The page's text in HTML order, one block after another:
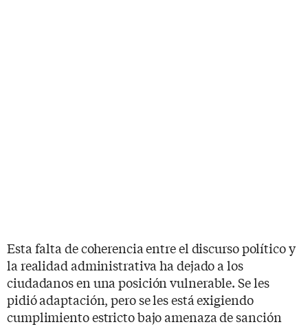
Esta falta de coherencia entre el discurso político y
la realidad administrativa ha dejado a los
ciudadanos en una posición vulnerable. Se les
pidió adaptación, pero se les está exigiendo
cumplimiento estricto bajo amenaza de sanción